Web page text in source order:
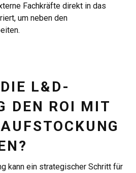
Fachkräfte direkt in das
um neben den
L&D-
DEN ROI MIT
kann ein strategischer Schritt für